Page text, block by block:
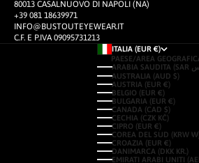
80013 CASALNUOVO DI NAPOLI (NA)
+39 081 18639971
INFO@BUSTOUTEYEWEAR.IT
C.F. E P.IVA 09095731213
ITALIA (EUR €)
PAESE/AREA
AUSTRALIA (AUD $)
AUSTRIA (EUR €)
BELGIO (EUR €)
BULGARIA (EUR €)
CANADA (CAD $)
CECHIA (CZK KČ)
CIPRO (EUR €)
COREA DEL SUD (KRW
CROAZIA (EUR €)
DANIMARCA (DKK KR.)